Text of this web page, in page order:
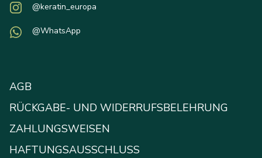
@keratin_europa
@WhatsApp
AGB
RÜCKGABE- UND WIDERRUFSBELEHRUNG
ZAHLUNGSWEISEN
HAFTUNGSAUSSCHLUSS